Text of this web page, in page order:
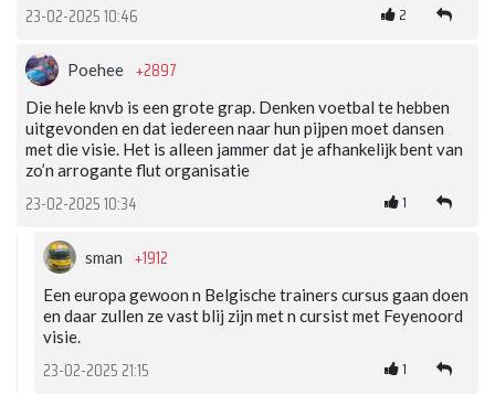
23-02-2025 10:46 2
Poehee +2897
Die hele knvb is een grote grap. Denken voetbal te hebben
uitgevonden en dat iedereen naar hun pijpen moet dansen
met die visie. Het is alleen jammer dat je afhankelijk bent van
zo’n arrogante flut organisatie
23-02-2025 10:34 1
sman +1912
Een europa gewoon n Belgische trainers cursus gaan doen
en daar zullen ze vast blij zijn met n cursist met Feyenoord
visie.
23-02-2025 21:15 1